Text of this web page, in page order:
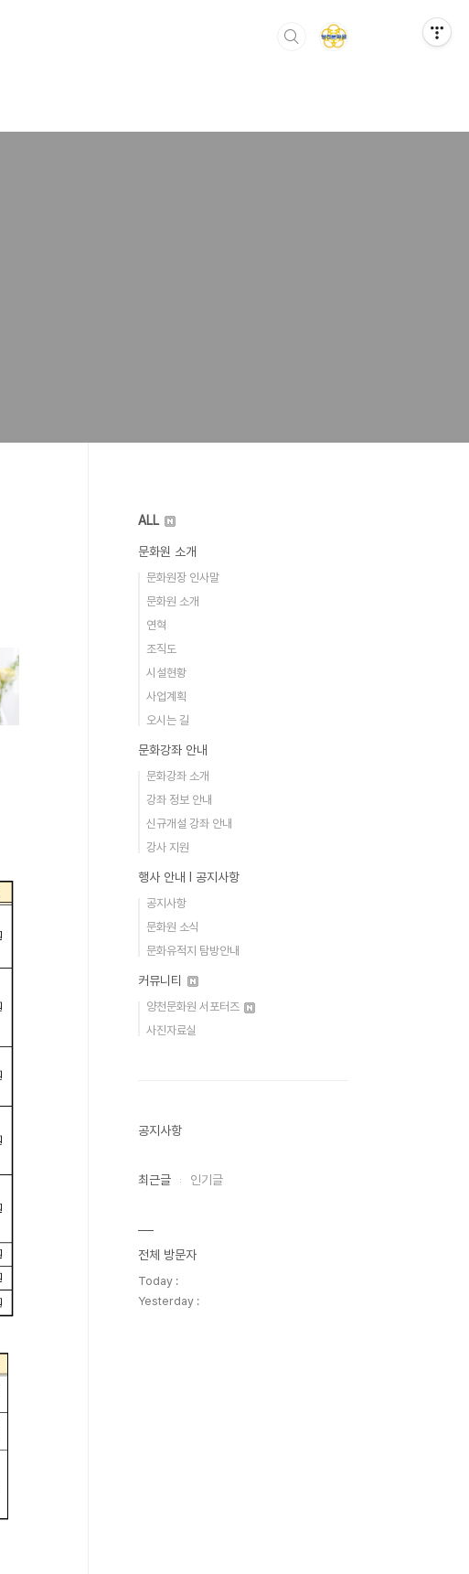
ALL
문화원 소개
문화원장 인사말
문화원 소개
연혁
조직도
시설현황
사업계획
오시는 길
문화강좌 안내
문화강좌 소개
강좌 정보 안내
신규개설 강좌 안내
강사 지원
행사 안내 Ι 공지사항
공지사항
문화원 소식
문화유적지 탐방안내
커뮤니티
양천문화원 서포터즈
사진자료실
공지사항
최근글 인기글
전체 방문자
Today :
Yesterday :